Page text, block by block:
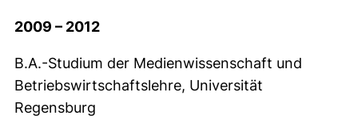
2009 – 2012
B.A.-Studium der Medienwissenschaft und
Betriebswirtschaftslehre, Universität
Regensburg